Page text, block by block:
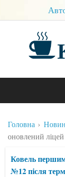
Головна
оновлений
Ковель першим
№12 після